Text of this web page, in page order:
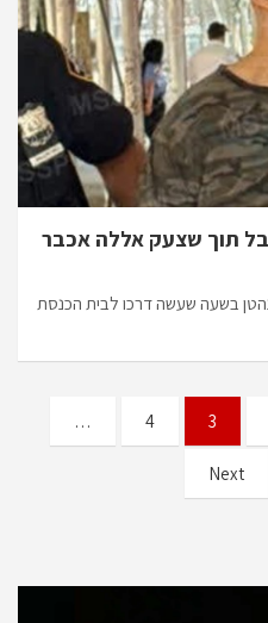
תוך שצעק אללה אכבר
בשעה שעשה דרכו לבית הכנסת
3
4
…
Next